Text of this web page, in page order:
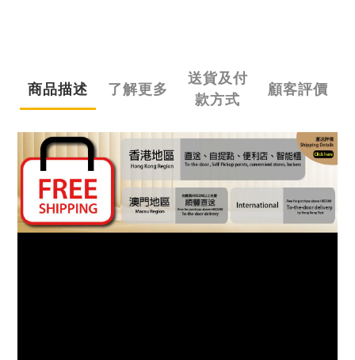
商品描述 了解更多
送貨及付
款方式
顧客評價